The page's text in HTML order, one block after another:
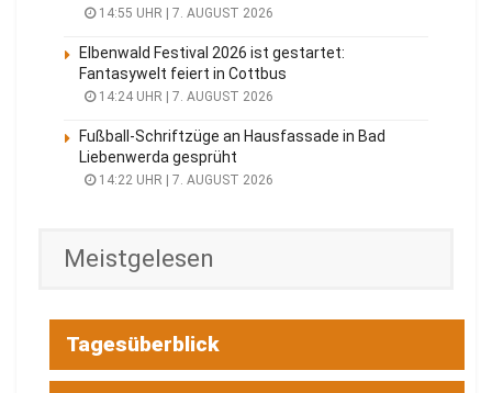
14:55 UHR | 7. AUGUST 2026
Elbenwald Festival 2026 ist gestartet:
Fantasywelt feiert in Cottbus
14:24 UHR | 7. AUGUST 2026
Fußball-Schriftzüge an Hausfassade in Bad
Liebenwerda gesprüht
14:22 UHR | 7. AUGUST 2026
Meistgelesen
Tagesüberblick